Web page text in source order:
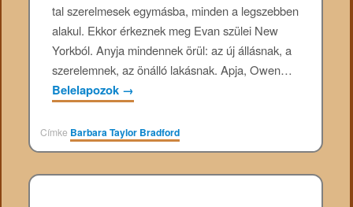
tal szerelmesek egymásba, minden a legszebben
alakul. Ekkor érkeznek meg Evan szülei New
Yorkból. Anyja mindennek örül: az új állásnak, a
szerelemnek, az önálló lakásnak. Apja, Owen…
Belelapozok →
Címke Barbara Taylor Bradford